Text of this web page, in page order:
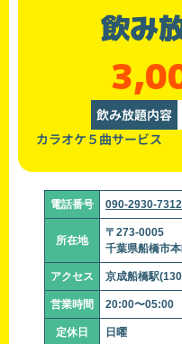
飲み
飲み放題内容
カラオケ５曲サービス
電話番号 090-2930-7312
所在地
〒273-0005
千葉県船橋市
アクセス 京成船橋駅
営業時間 20:00〜05:00
定休日 日曜